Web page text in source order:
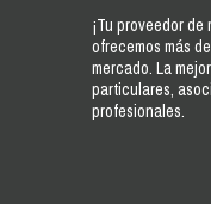
¡Tu proveedor
ofrecemos más
mercado. La
particulares,
profesionales.